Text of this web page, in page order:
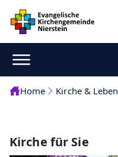
Home Kirche & Leben
Kirche für Sie